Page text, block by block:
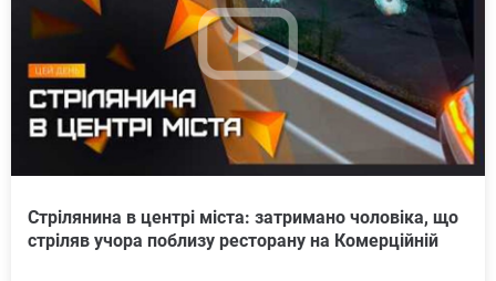
Стрілянина в центрі міста: затримано чоловіка, що
стріляв учора поблизу ресторану на Комерційній